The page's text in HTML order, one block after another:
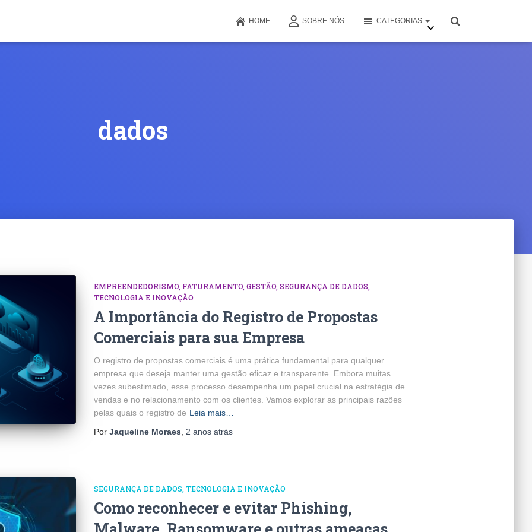
HOME SOBRE NÓS CATEGORIAS
dados
EMPREENDEDORISMO FATURAMENTO GESTÃO SEGURANÇA DE DADOS
TECNOLOGIA E INOVAÇÃO
A Importância do Registro de Propostas
Comerciais para sua Empresa
O registro de propostas comerciais é uma prática fundamental para qualquer
empresa que deseja manter uma gestão eficaz e transparente. Embora muitas
vezes subestimado, esse processo desempenha um papel crucial na estratégia de
vendas e no relacionamento com os clientes. Vamos explorar as principais razões
pelas quais o registro de Leia mais…
Por Jaqueline Moraes 2 anosatrás
SEGURANÇA DE DADOS TECNOLOGIA E INOVAÇÃO
Como reconhecer e evitar Phishing,